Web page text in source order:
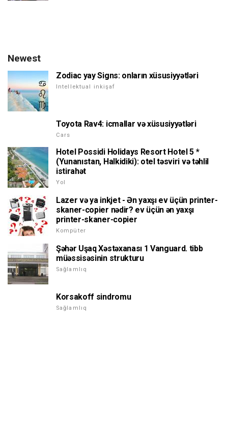
Newest
Zodiac yay Signs: onların xüsusiyyətləri
Intellektual inkişaf
Toyota Rav4: icmallar və xüsusiyyətləri
Cars
Hotel Possidi Holidays Resort Hotel 5 *
(Yunanıstan, Halkidiki): otel təsviri və təhlil
istirahət
Yol
Lazer və ya inkjet - Ən yaxşı ev üçün printer-
skaner-copier nədir? ev üçün ən yaxşı
printer-skaner-copier
Kompüter
Şəhər Uşaq Xəstəxanası 1 Vanguard. tibb
müəssisəsinin strukturu
Sağlamlıq
Korsakoff sindromu
Sağlamlıq